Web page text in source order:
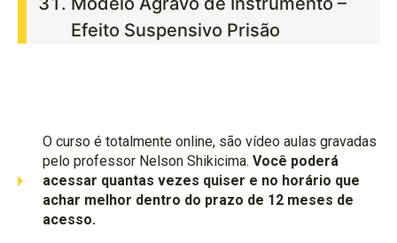
Efeito Suspensivo Prisão
O curso é totalmente online, são vídeo aulas gravadas
pelo professor Nelson Shikicima. Você poderá
acessar quantas vezes quiser e no horário que
achar melhor dentro do prazo de 12 meses de
acesso.